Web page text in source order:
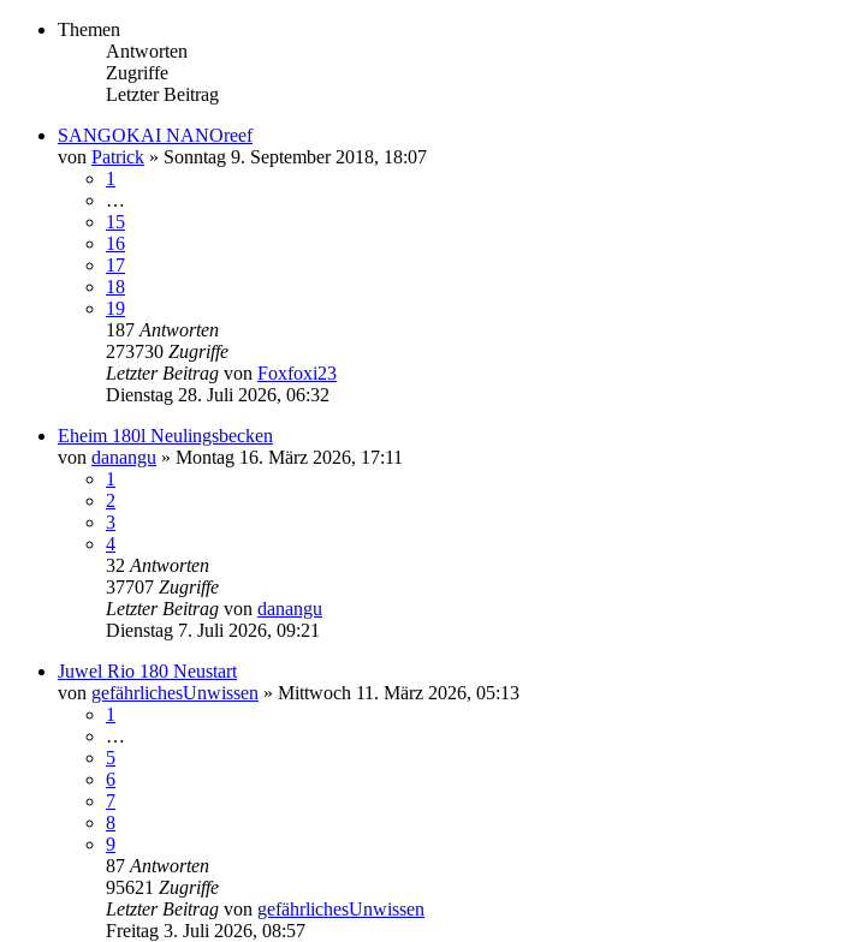
Themen
Antworten
Zugriffe
Letzter Beitrag
SANGOKAI NANOreef
von Patrick » Sonntag 9. September 2018, 18:07
1
…
15
16
17
18
19
187 Antworten
273730 Zugriffe
Letzter Beitrag von Foxfoxi23
Dienstag 28. Juli 2026, 06:32
Eheim 180l Neulingsbecken
von danangu » Montag 16. März 2026, 17:11
1
2
3
4
32 Antworten
37707 Zugriffe
Letzter Beitrag von danangu
Dienstag 7. Juli 2026, 09:21
Juwel Rio 180 Neustart
von gefährlichesUnwissen » Mittwoch 11. März 2026, 05:13
1
…
5
6
7
8
9
87 Antworten
95621 Zugriffe
Letzter Beitrag von gefährlichesUnwissen
Freitag 3. Juli 2026, 08:57